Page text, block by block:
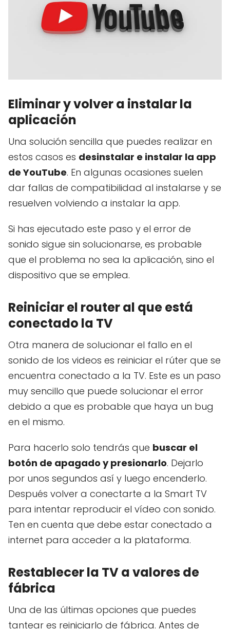
Eliminar y volver a instalar la
aplicación
Una solución sencilla que puedes realizar en
estos casos es desinstalar e instalar la app
de YouTube. En algunas ocasiones suelen
dar fallas de compatibilidad al instalarse y se
resuelven volviendo a instalar la app.
Si has ejecutado este paso y el error de
sonido sigue sin solucionarse, es probable
que el problema no sea la aplicación, sino el
dispositivo que se emplea.
Reiniciar el router al que está
conectado la TV
Otra manera de solucionar el fallo en el
sonido de los videos es reiniciar el rúter que se
encuentra conectado a la TV. Este es un paso
muy sencillo que puede solucionar el error
debido a que es probable que haya un bug
en el mismo.
Para hacerlo solo tendrás que buscar el
botón de apagado y presionarlo. Dejarlo
por unos segundos así y luego encenderlo.
Después volver a conectarte a la Smart TV
para intentar reproducir el vídeo con sonido.
Ten en cuenta que debe estar conectado a
internet para acceder a la plataforma.
Restablecer la TV a valores de
fábrica
Una de las últimas opciones que puedes
tantear es reiniciarlo de fábrica. Antes de